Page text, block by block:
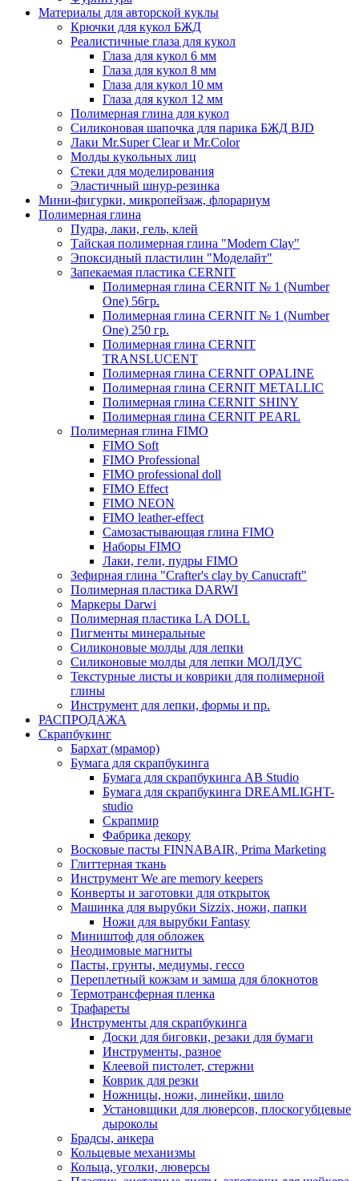
Материалы для авторской куклы
Крючки для кукол БЖД
Реалистичные глаза для кукол
Глаза для кукол 6 мм
Глаза для кукол 8 мм
Глаза для кукол 10 мм
Глаза для кукол 12 мм
Полимерная глина для кукол
Силиконовая шапочка для парика БЖД BJD
Лаки Mr.Super Clear и Mr.Color
Молды кукольных лиц
Стеки для моделирования
Эластичный шнур-резинка
Мини-фигурки, микропейзаж, флорариум
Полимерная глина
Пудра, лаки, гель, клей
Тайская полимерная глина "Modern Clay"
Эпоксидный пластилин "Моделайт"
Запекаемая пластика CERNIT
Полимерная глина CERNIT № 1 (Number
One) 56гр.
Полимерная глина CERNIT № 1 (Number
One) 250 гр.
Полимерная глина CERNIT
TRANSLUCENT
Полимерная глина CERNIT OPALINE
Полимерная глина CERNIT METALLIC
Полимерная глина CERNIT SHINY
Полимерная глина CERNIT PEARL
Полимерная глина FIMO
FIMO Soft
FIMO Professional
FIMO professional doll
FIMO Effect
FIMO NEON
FIMO leather-effect
Самозастывающая глина FIMO
Наборы FIMO
Лаки, гели, пудры FIMO
Зефирная глина "Crafter's clay by Canucraft"
Полимерная пластика DARWI
Маркеры Darwi
Полимерная пластика LA DOLL
Пигменты минеральные
Силиконовые молды для лепки
Силиконовые молды для лепки МОЛДУС
Текстурные листы и коврики для полимерной
глины
Инструмент для лепки, формы и пр.
РАСПРОДАЖА
Скрапбукинг
Бархат (мрамор)
Бумага для скрапбукинга
Бумага для скрапбукинга AB Studio
Бумага для скрапбукинга DREAMLIGHT-
studio
Скрапмир
Фабрика декору
Восковые пасты FINNABAIR, Prima Marketing
Глиттерная ткань
Инструмент We are memory keepers
Конверты и заготовки для открыток
Машинка для вырубки Sizzix, ножи, папки
Ножи для вырубки Fantasy
Миништоф для обложек
Неодимовые магниты
Пасты, грунты, медиумы, гессо
Переплетный кожзам и замша для блокнотов
Термотрансферная пленка
Трафареты
Инструменты для скрапбукинга
Доски для биговки, резаки для бумаги
Инструменты, разное
Клеевой пистолет, стержни
Коврик для резки
Ножницы, ножи, линейки, шило
Установщики для люверсов, плоскогубцевые
дыроколы
Брадсы, анкера
Кольцевые механизмы
Кольца, уголки, люверсы